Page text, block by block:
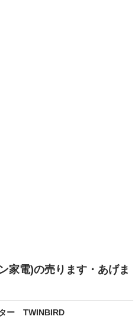
家電)の売ります・あげま
ー TWINBIRD